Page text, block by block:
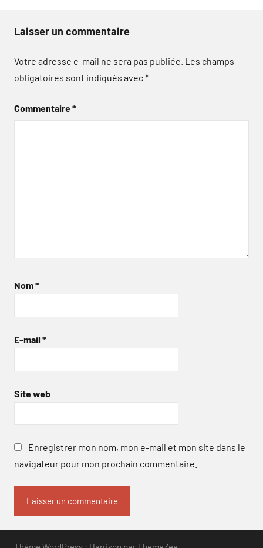
Laisser un commentaire
Votre adresse e-mail ne sera pas publiée. Les champs
obligatoires sont indiqués avec*
Commentaire*
Nom*
E-mail *
Site web
Enregistrer mon nom, mon e-mail et mon site dans le
navigateur pour mon prochain commentaire.